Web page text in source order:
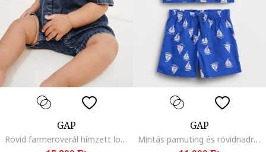
GAP
Rövid farmeroverál hímzett logóval, Sötétkék
GAP
Mintás pamuting és rövidnadrág szett, Királykék,